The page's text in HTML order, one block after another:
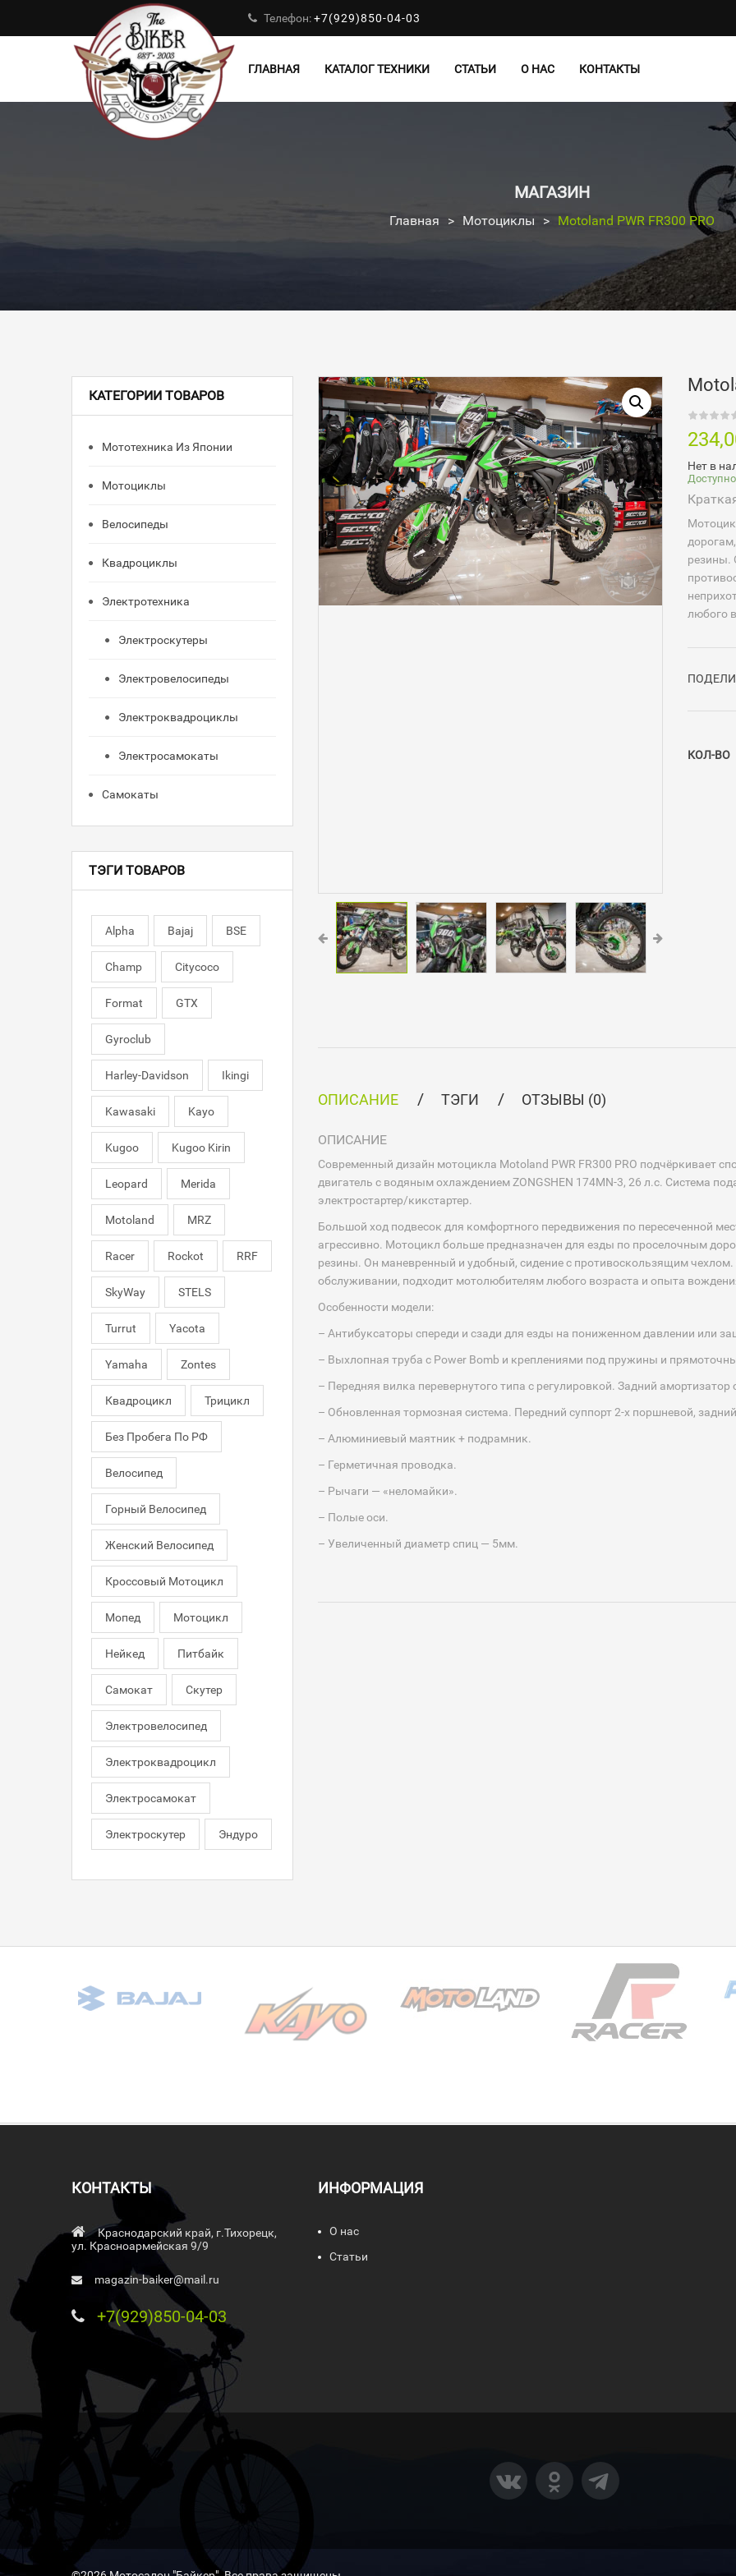
Телефон:+7(929)850-04-03
ГЛАВНАЯ КАТАЛОГ ТЕХНИКИ СТАТЬИ О НАС КОНТАКТЫ
МАГАЗИН
Главная > Мотоциклы > Motoland PWR FR300 PRO
КАТЕГОРИИ ТОВАРОВ
Мототехника Из Японии
Мотоциклы
Велосипеды
Квадроциклы
Электротехника
Электроскутеры
Электровелосипеды
Электроквадроциклы
Электросамокаты
Самокаты
ТЭГИ ТОВАРОВ
Alpha Bajaj BSE
Champ Citycoco
Format GTX
Gyroclub
Harley-Davidson Ikingi
Kawasaki Kayo
Kugoo Kugoo Kirin
Leopard Merida
Motoland MRZ
Racer Rockot RRF
SkyWay STELS
Turrut Yacota
Yamaha Zontes
Квадроцикл Трицикл
Без Пробега По РФ
Велосипед
Горный Велосипед
Женский Велосипед
Кроссовый Мотоцикл
Мопед Мотоцикл
Нейкед Питбайк
Самокат Скутер
Электровелосипед
Электроквадроцикл
Электросамокат
Электроскутер Эндуро
Нет в
резины.
любого
КОЛ-ВО
ОПИСАНИЕ ТЭГИ ОТЗЫВЫ (0)
ОПИСАНИЕ
Современный дизайн мотоцикла Motoland PWR FR300 PRO подчёркивает
двигатель с водяным охлаждением ZONGSHEN 174MN-3, 26 л.с. Система
электростартер/кикстартер.
Большой ход подвесок для комфортного передвижения по пересеченной
агрессивно. Мотоцикл больше предназначен для езды по проселочным
резины. Он маневренный и удобный, сидение с противоскользящим чехлом.
обслуживании, подходит мотолюбителям любого возраста и опыта
Особенности модели:
– Антибуксаторы спереди и сзади для езды на пониженном давлении или
– Выхлопная труба с Power Bomb и креплениями под пружины и
– Передняя вилка перевернутого типа с регулировкой. Задний амортизатор
– Обновленная тормозная система. Передний суппорт 2-х поршневой,
– Алюминиевый маятник + подрамник.
– Герметичная проводка.
– Рычаги — «неломайки».
– Полые оси.
– Увеличенный диаметр спиц — 5мм.
КОНТАКТЫ
Краснодарский край, г.Тихорецк,
ул. Красноармейская 9/9
magazin-baiker@mail.ru
+7(929)850-04-03
ИНФОРМАЦИЯ
О нас
Статьи